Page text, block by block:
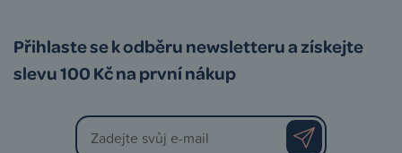
Přihlaste se k odběru newsletteru a získejte
slevu 100 Kč na první nákup